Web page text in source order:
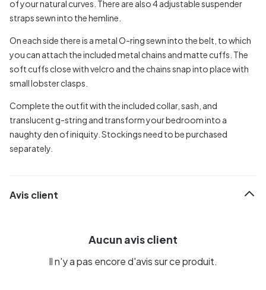
of your natural curves. There are also 4 adjustable suspender
straps sewn into the hemline.
On each side there is a metal O-ring sewn into the belt, to which
you can attach the included metal chains and matte cuffs. The
soft cuffs close with velcro and the chains snap into place with
small lobster clasps.
Complete the outfit with the included collar, sash, and
translucent g-string and transform your bedroom into a
naughty den of iniquity. Stockings need to be purchased
separately.
Avis client
Aucun avis client
Il n'y a pas encore d'avis sur ce produit.